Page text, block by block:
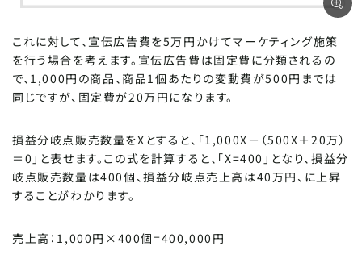
これに対して、宣伝広告費を5万円かけてマーケティング施策
を行う場合を考えます。宣伝広告費は固定費に分類されるの
で、1,000円の商品、商品1個あたりの変動費が500円までは
同じですが、固定費が20万円になります。
損益分岐点販売数量をXとすると、「1,000X－（500X＋20万）
＝0」と表せます。この式を計算すると、「X=400」となり、損益分
岐点販売数量は400個、損益分岐点売上高は40万円、に上昇
することがわかります。
売上高：1,000円×400個=400,000円